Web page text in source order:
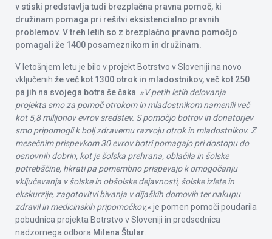
v stiski predstavlja tudi brezplačna pravna pomoč, ki
družinam pomaga pri rešitvi eksistencialno pravnih
problemov. V treh letih so z brezplačno pravno pomočjo
pomagali že 1400 posameznikom in družinam.
V letošnjem letu je bilo v projekt Botrstvo v Sloveniji na novo
vključenih že več kot 1300 otrok in mladostnikov, več kot 250
pa jih na svojega botra še čaka. »V petih letih delovanja
projekta smo za pomoč otrokom in mladostnikom namenili več
kot 5,8 milijonov evrov sredstev. S pomočjo botrov in donatorjev
smo pripomogli k bolj zdravemu razvoju otrok in mladostnikov. Z
mesečnim prispevkom 30 evrov botri pomagajo pri dostopu do
osnovnih dobrin, kot je šolska prehrana, oblačila in šolske
potrebščine, hkrati pa pomembno prispevajo k omogočanju
vključevanja v šolske in obšolske dejavnosti, šolske izlete in
ekskurzije, zagotovitvi bivanja v dijaških domovih ter nakupu
zdravil in medicinskih pripomočkov,«je pomen pomoči poudarila
pobudnica projekta Botrstvo v Sloveniji in predsednica
nadzornega odbora Milena Štular.